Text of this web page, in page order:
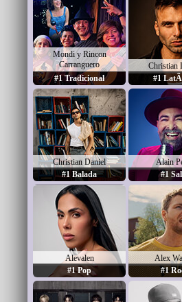
Mondi y Rincon
Carranguero
#1 Tradicional
Christian
#1
Christian Daniel
#1 Balada
Alain
#1
Alevalen
#1 Pop
Alex
#1